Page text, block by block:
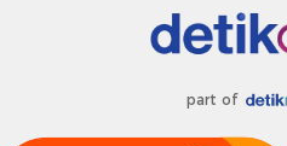
part of